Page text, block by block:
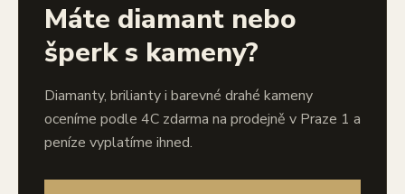
Máte diamant nebo
šperk s kameny?
Diamanty, brilianty i barevné drahé kameny
oceníme podle 4C zdarma na prodejně v Praze 1 a
peníze vyplatíme ihned.